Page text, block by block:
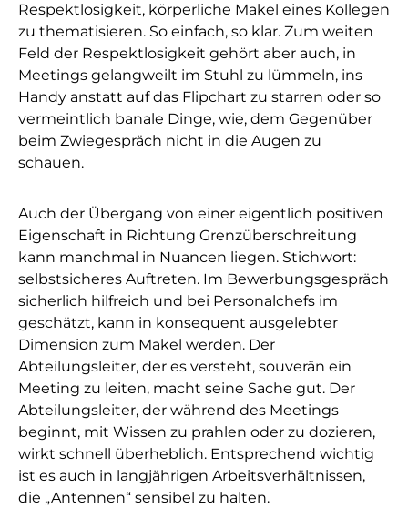
Respektlosigkeit, körperliche Makel eines Kollegen
zu thematisieren. So einfach, so klar. Zum weiten
Feld der Respektlosigkeit gehört aber auch, in
Meetings gelangweilt im Stuhl zu lümmeln, ins
Handy anstatt auf das Flipchart zu starren oder so
vermeintlich banale Dinge, wie, dem Gegenüber
beim Zwiegespräch nicht in die Augen zu
schauen.
Auch der Übergang von einer eigentlich positiven
Eigenschaft in Richtung Grenzüberschreitung
kann manchmal in Nuancen liegen. Stichwort:
selbstsicheres Auftreten. Im Bewerbungsgespräch
sicherlich hilfreich und bei Personalchefs im
geschätzt, kann in konsequent ausgelebter
Dimension zum Makel werden. Der
Abteilungsleiter, der es versteht, souverän ein
Meeting zu leiten, macht seine Sache gut. Der
Abteilungsleiter, der während des Meetings
beginnt, mit Wissen zu prahlen oder zu dozieren,
wirkt schnell überheblich. Entsprechend wichtig
ist es auch in langjährigen Arbeitsverhältnissen,
die „Antennen“ sensibel zu halten.